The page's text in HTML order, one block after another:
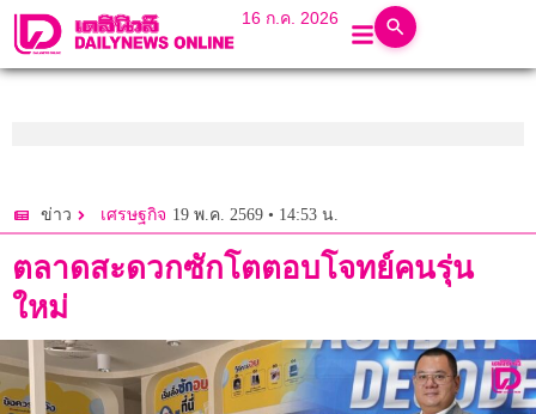
16 ก.ค. 2026
ข่าว เศรษฐกิจ 19 พ.ค. 2569 • 14:53 น.
ตลาดสะดวกซักโตตอบโจทย์คนรุ่น
ใหม่